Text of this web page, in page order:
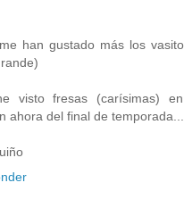
han gustado más los
visto fresas (carísimas)
ahora del final de temporada...